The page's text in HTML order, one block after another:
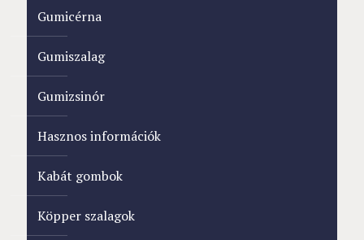
Gumicérna
Gumiszalag
Gumizsinór
Hasznos információk
Kabát gombok
Köpper szalagok